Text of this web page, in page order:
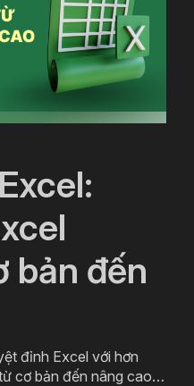
bản đến
đỉnh Excel với hơn
cơ bản đến nâng cao